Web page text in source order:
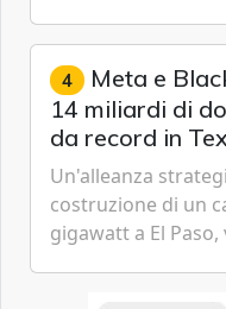
gestione continua
4 Meta e
14 miliardi di
da record in
Un'alleanza
costruzione di un
gigawatt a El